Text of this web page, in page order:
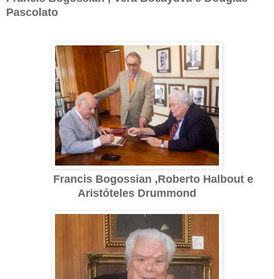
Pascolato
Francis Bogossian ,Roberto Halbout e
Aristóteles Drummond